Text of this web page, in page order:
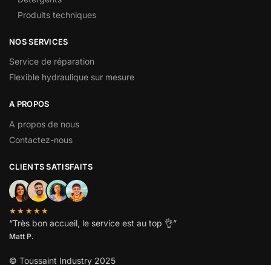
Produits techniques
NOS SERVICES
Service de réparation
Flexible hydraulique sur mesure
A PROPOS
A propos de nous
Contactez-nous
CLIENTS SATISFAITS
★★★★★
“Très bon accueil, le service est au top 👌”
Matt P.
© Toussaint Industry 2025